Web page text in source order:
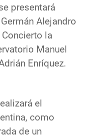
presentará
Alejandro
la
Manuel
Enríquez.
el
como
de un